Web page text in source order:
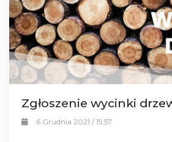
Zgłoszenie wycinki
6 Grudnia 2021 / 15:57